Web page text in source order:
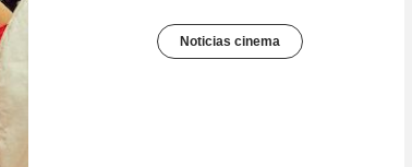
Noticias cinema